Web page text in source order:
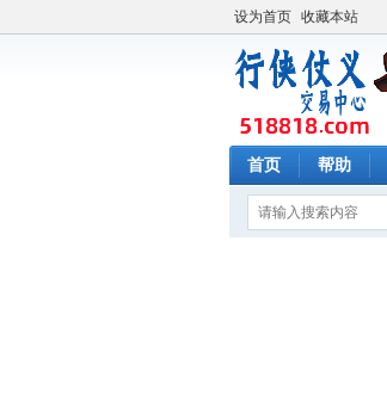
设为首页 收藏本站
首页 帮助